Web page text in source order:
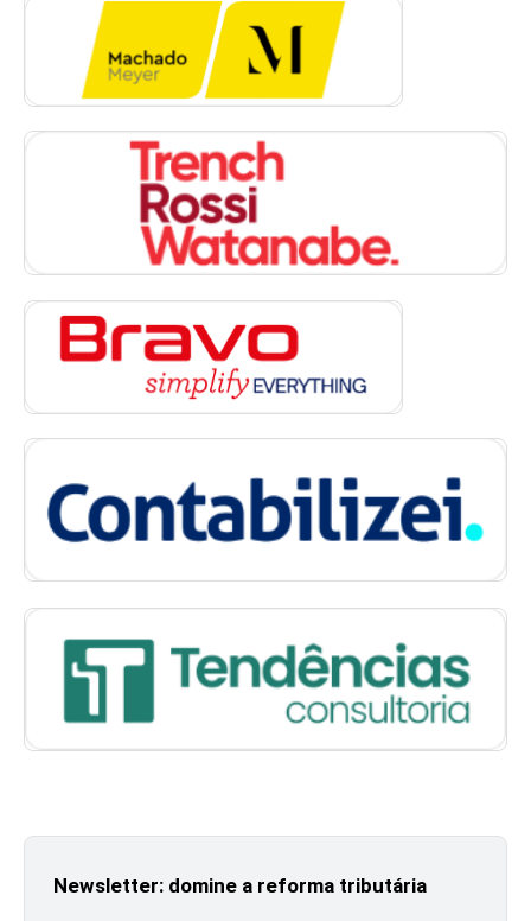
Newsletter: domine a reforma tributária